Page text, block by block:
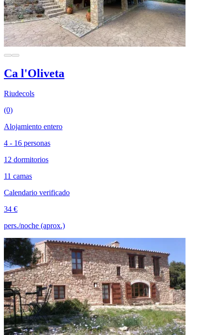
Ca l'Oliveta
Riudecols
(0)
Alojamiento entero
4 - 16 personas
12 dormitorios
11 camas
Calendario verificado
34 €
pers./noche (aprox.)